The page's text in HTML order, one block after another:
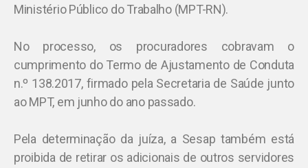
Ministério Público do Trabalho (MPT-RN).
No processo, os procuradores cobravam o
cumprimento do Termo de Ajustamento de Conduta
n.º 138.2017, firmado pela Secretaria de Saúde junto
ao MPT, em junho do ano passado.
Pela determinação da juíza, a Sesap também está
proibida de retirar os adicionais de outros servidores